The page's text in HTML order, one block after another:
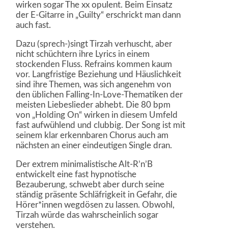
wirken sogar The xx opulent. Beim Einsatz
der E-Gitarre in „Guilty“ erschrickt man dann
auch fast.
Dazu (sprech-)singt Tirzah verhuscht, aber
nicht schüchtern ihre Lyrics in einem
stockenden Fluss. Refrains kommen kaum
vor. Langfristige Beziehung und Häuslichkeit
sind ihre Themen, was sich angenehm von
den üblichen Falling-In-Love-Thematiken der
meisten Liebeslieder abhebt. Die 80 bpm
von „Holding On“ wirken in diesem Umfeld
fast aufwühlend und clubbig. Der Song ist mit
seinem klar erkennbaren Chorus auch am
nächsten an einer eindeutigen Single dran.
Der extrem minimalistische Alt-R’n’B
entwickelt eine fast hypnotische
Bezauberung, schwebt aber durch seine
ständig präsente Schläfrigkeit in Gefahr, die
Hörer*innen wegdösen zu lassen. Obwohl,
Tirzah würde das wahrscheinlich sogar
verstehen.